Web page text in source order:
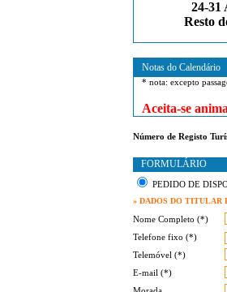
24-31
Resto
Notas do Calendário
* nota: excepto
Aceita-se
Número de Registo
FORMULÁRIO
PEDIDO DE
» DADOS DO TITULAR
Nome Completo (*)
Telefone fixo (*)
Telemóvel (*)
E-mail (*)